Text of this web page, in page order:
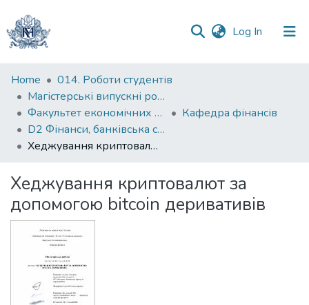
Log In (current)
Communities
&
Collections
All of DSpace
Statistics
Home
014. Роботи студентів
Магістерські випускні роботи
Факультет економічних наук
Кафедра фінансів
D2 Фінанси, банківська справа, страхування та фондовий ринок
Хеджування криптовалют за допомогою bitcoin деривативів
Хеджування криптовалют за
допомогою bitcoin деривативів